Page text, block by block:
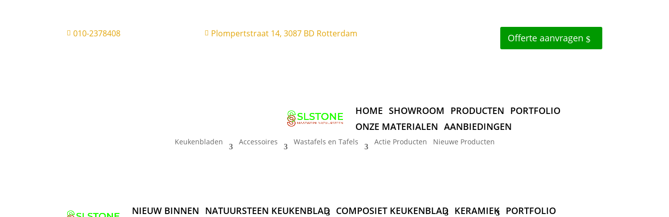
 010-2378408  Plompertstraat 14, 3087 BD Rotterdam Offerte aanvragen
HOME SHOWROOM PRODUCTEN PORTFOLIO
ONZE MATERIALEN AANBIEDINGEN
Keukenbladen Accessoires Wastafels en Tafels Actie Producten Nieuwe Producten
NIEUW BINNEN NATUURSTEEN KEUKENBLAD COMPOSIET KEUKENBLAD KERAMIEK PORTFOLIO